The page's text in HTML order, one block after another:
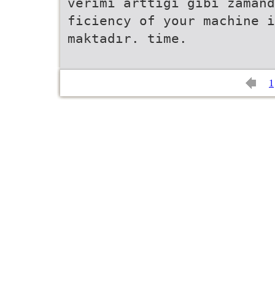
ficiency of your machine
maktadır. time.
1